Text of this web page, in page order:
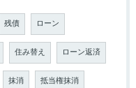
残債 ローン
住み替え ローン返済
抹消 抵当権抹消